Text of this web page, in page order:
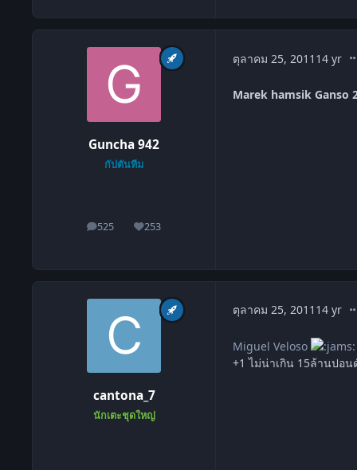
Guncha 942
กัปตันทีม
525
โพสต์ 253
ชื่อเสียง
ตุลาคม 25, 2011 14 yr
Marek hamsik Ganso
cantona_7
นักเตะชุดใหญ่
ตุลาคม 25, 2011 14 yr
Miguel Veloso
+1 ไม่น่าเกิน 15ล้านปอน